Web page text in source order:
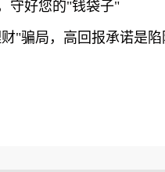
守好您的"钱袋子"
"骗局，高回报承诺是陷